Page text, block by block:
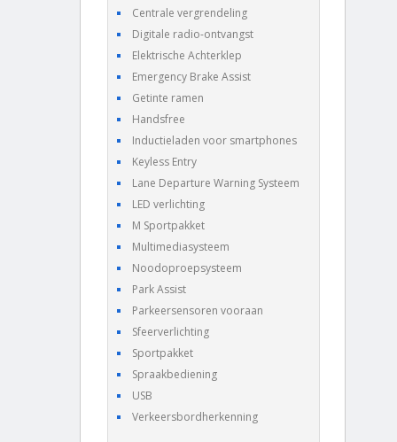
Centrale vergrendeling
Digitale radio-ontvangst
Elektrische Achterklep
Emergency Brake Assist
Getinte ramen
Handsfree
Inductieladen voor smartphones
Keyless Entry
Lane Departure Warning Systeem
LED verlichting
M Sportpakket
Multimediasysteem
Noodoproepsysteem
Park Assist
Parkeersensoren vooraan
Sfeerverlichting
Sportpakket
Spraakbediening
USB
Verkeersbordherkenning